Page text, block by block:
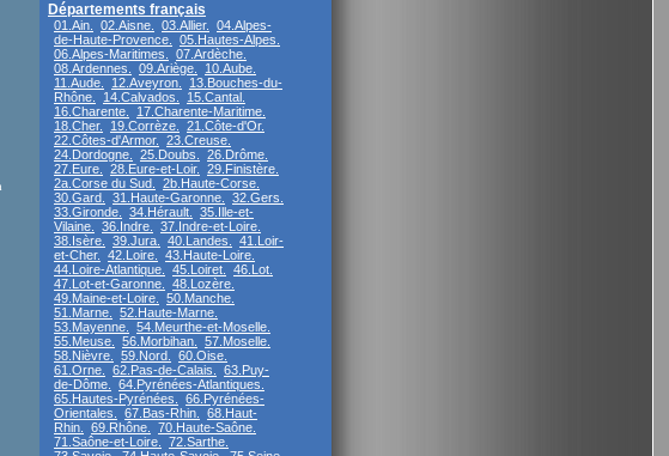
Départements français
01.Ain. 02.Aisne. 03.Allier.
04.Alpes-
de-Haute-Provence.
05.Hautes-Alpes.
06.Alpes-Maritimes.
07.Ardèche.
08.Ardennes.
09.Ariège.
10.Aube.
11.Aude.
12.Aveyron.
13.Bouches-du-
Rhône.
14.Calvados.
15.Cantal.
16.Charente.
17.Charente-Maritime.
18.Cher.
19.Corrèze.
21.Côte-d'Or.
22.Côtes-d'Armor.
23.Creuse.
24.Dordogne.
25.Doubs.
26.Drôme.
27.Eure.
28.Eure-et-Loir.
29.Finistère.
2a.Corse du Sud.
2b.Haute-Corse.
30.Gard.
31.Haute-Garonne.
32.Gers.
33.Gironde.
34.Hérault.
35.Ille-et-
Vilaine.
36.Indre.
37.Indre-et-Loire.
38.Isère.
39.Jura. 40.Landes.
41.Loir-
et-Cher.
42.Loire.
43.Haute-Loire.
44.Loire-Atlantique.
45.Loiret.
46.Lot.
47.Lot-et-Garonne.
48.Lozère.
49.Maine-et-Loire.
50.Manche.
51.Marne.
52.Haute-Marne.
53.Mayenne.
54.Meurthe-et-Moselle.
55.Meuse.
56.Morbihan.
57.Moselle.
58.Nièvre.
59.Nord.
60.Oise.
61.Orne.
62.Pas-de-Calais.
63.Puy-
de-Dôme.
64.Pyrénées-Atlantiques.
65.Hautes-Pyrénées.
66.Pyrénées-
Orientales.
67.Bas-Rhin.
68.Haut-
Rhin.
69.Rhône.
70.Haute-Saône.
71.Saône-et-Loire.
72.Sarthe.